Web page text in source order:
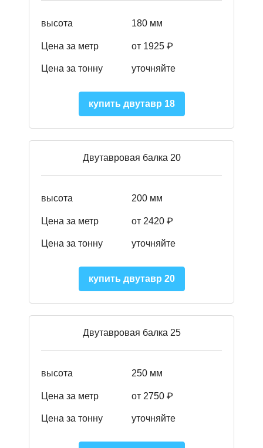
высота 180 мм
Цена за метр от 1925 ₽
Цена за тонну уточняйте
купить двутавр 18
Двутавровая балка 20
высота 200 мм
Цена за метр от 2420 ₽
Цена за тонну уточняйте
купить двутавр 20
Двутавровая балка 25
высота 250 мм
Цена за метр от 2750 ₽
Цена за тонну уточняйте